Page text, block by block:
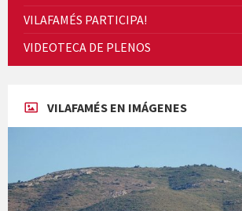
Cicle de Cine i Dones rurals
Concerts al Museu
VILAFAMÉS PARTICIPA!
VIDEOTECA DE PLENOS
VILAFAMÉS EN IMÁGENES